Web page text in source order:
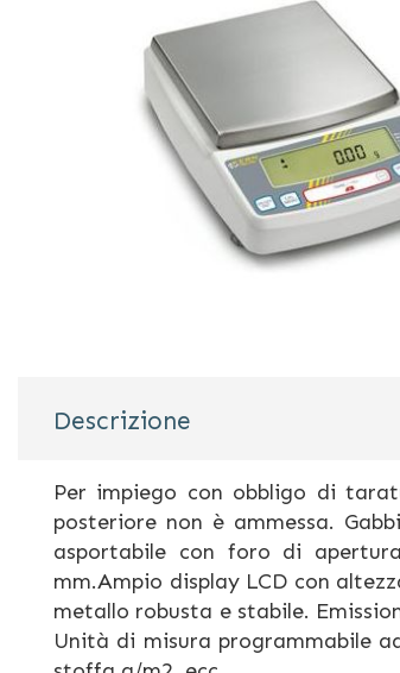
all'inizio
della
di
immagini
Descrizione
Per impiego con obbligo di
posteriore non è ammessa.
asportabile con foro di
mm.Ampio display LCD con
metallo robusta e stabile.
Unità di misura programmabile